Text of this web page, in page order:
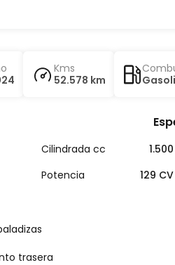
Kms
52.578 km
Cilindrada cc 1.500
Potencia 129 CV
trasera